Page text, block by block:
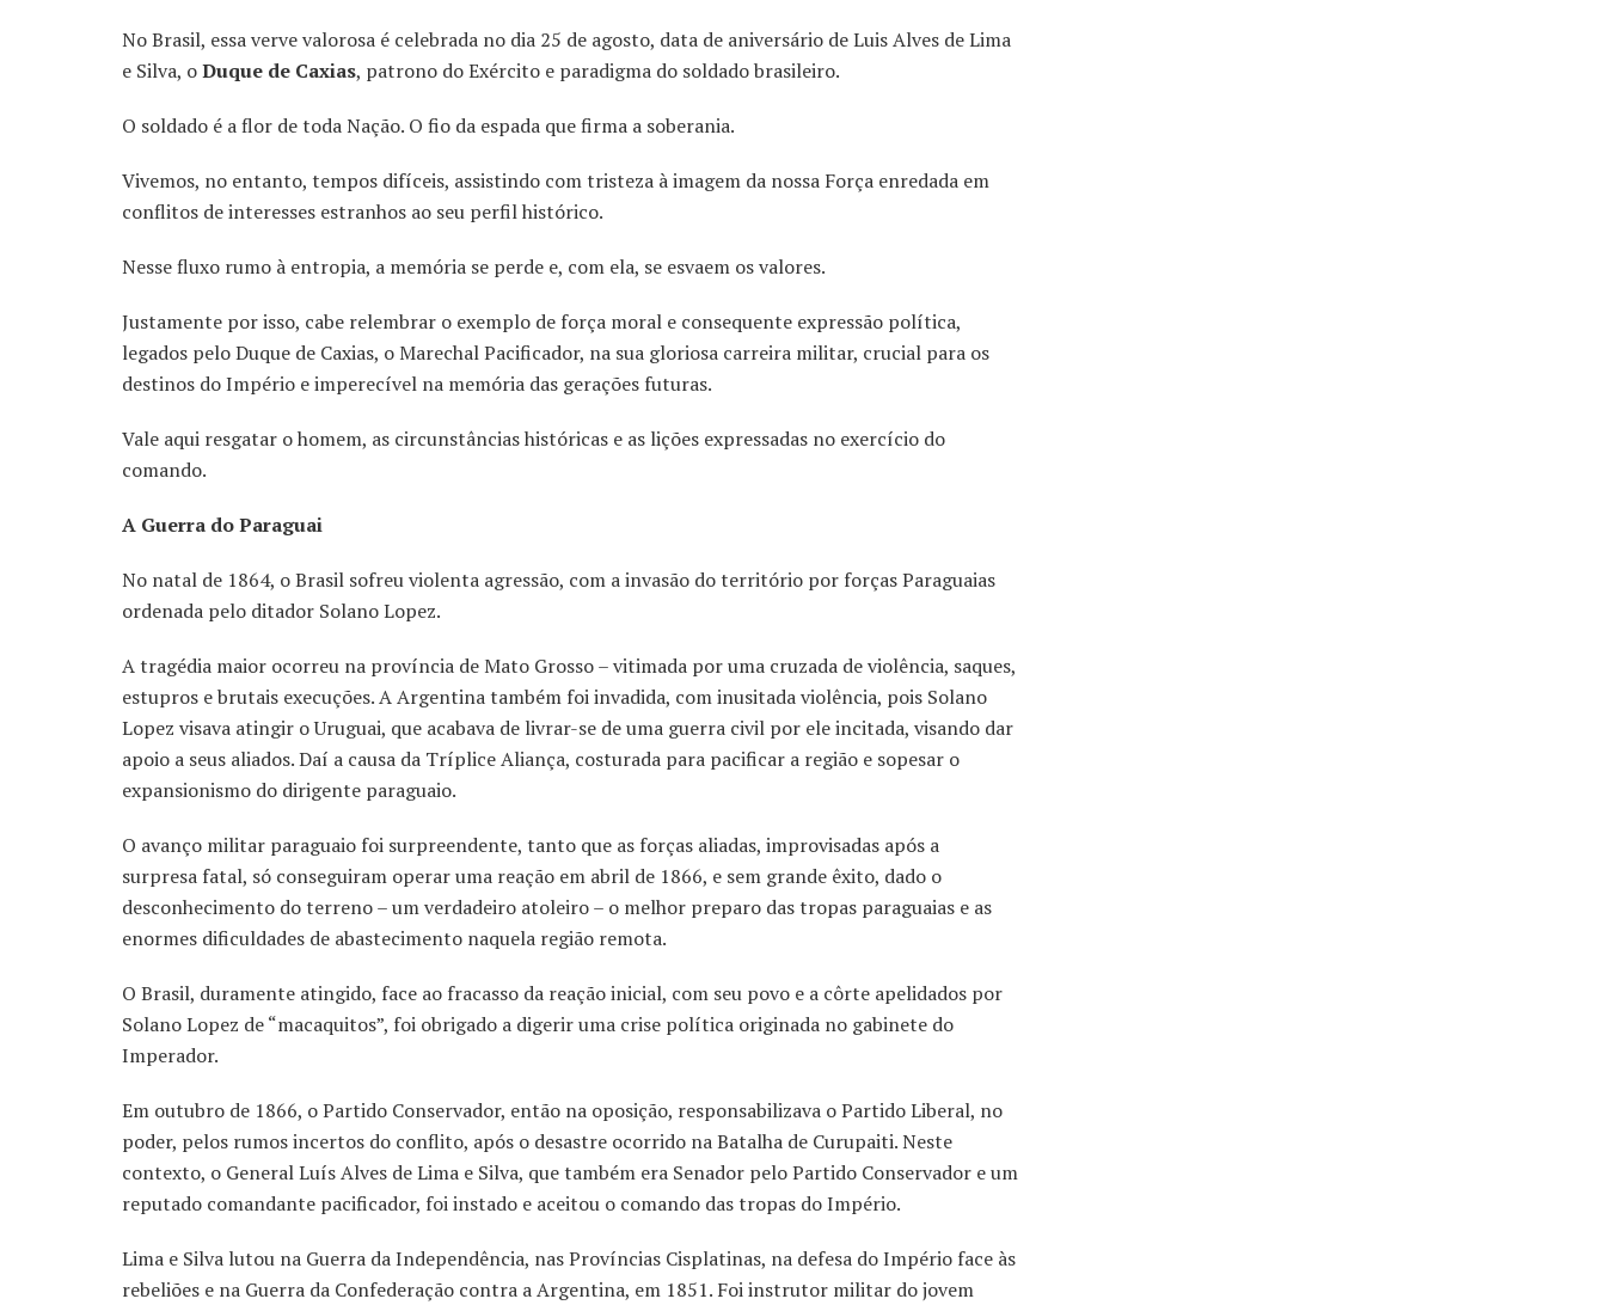
No Brasil, essa verve valorosa é celebrada no dia 25 de agosto, data de aniversário de Luis Alves de Lima
e Silva, oDuque de Caxias, patrono do Exército e paradigma do soldado brasileiro.
O soldado é a flor de toda Nação. O fio da espada que firma a soberania.
Vivemos, no entanto, tempos difíceis, assistindo com tristeza à imagem da nossa Força enredada em
conflitos de interesses estranhos ao seu perfil histórico.
Nesse fluxo rumo à entropia, a memória se perde e, com ela, se esvaem os valores.
Justamente por isso, cabe relembrar o exemplo de força moral e consequente expressão política,
legados pelo Duque de Caxias, o Marechal Pacificador, na sua gloriosa carreira militar, crucial para os
destinos do Império e imperecível na memória das gerações futuras.
Vale aqui resgatar o homem, as circunstâncias históricas e as lições expressadas no exercício do
comando.
A Guerra do Paraguai
No natal de 1864, o Brasil sofreu violenta agressão, com a invasão do território por forças Paraguaias
ordenada pelo ditador Solano Lopez.
A tragédia maior ocorreu na província de Mato Grosso – vitimada por uma cruzada de violência, saques,
estupros e brutais execuções. A Argentina também foi invadida, com inusitada violência, pois Solano
Lopez visava atingir o Uruguai, que acabava de livrar-se de uma guerra civil por ele incitada, visando dar
apoio a seus aliados. Daí a causa da Tríplice Aliança, costurada para pacificar a região e sopesar o
expansionismo do dirigente paraguaio.
O avanço militar paraguaio foi surpreendente, tanto que as forças aliadas, improvisadas após a
surpresa fatal, só conseguiram operar uma reação em abril de 1866, e sem grande êxito, dado o
desconhecimento do terreno – um verdadeiro atoleiro – o melhor preparo das tropas paraguaias e as
enormes dificuldades de abastecimento naquela região remota.
O Brasil, duramente atingido, face ao fracasso da reação inicial, com seu povo e a côrte apelidados por
Solano Lopez de “macaquitos”, foi obrigado a digerir uma crise política originada no gabinete do
Imperador.
Em outubro de 1866, o Partido Conservador, então na oposição, responsabilizava o Partido Liberal, no
poder, pelos rumos incertos do conflito, após o desastre ocorrido na Batalha de Curupaiti. Neste
contexto, o General Luís Alves de Lima e Silva, que também era Senador pelo Partido Conservador e um
reputado comandante pacificador, foi instado e aceitou o comando das tropas do Império.
Lima e Silva lutou na Guerra da Independência, nas Províncias Cisplatinas, na defesa do Império face às
rebeliões e na Guerra da Confederação contra a Argentina, em 1851. Foi instrutor militar do jovem